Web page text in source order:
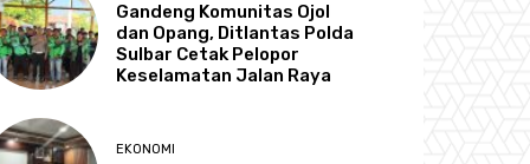
Gandeng Komunitas Ojol
dan Opang, Ditlantas Polda
Sulbar Cetak Pelopor
Keselamatan Jalan Raya
EKONOMI